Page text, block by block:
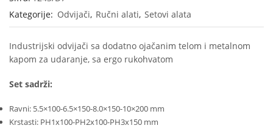
Kategorije: Odvijači, Ručni alati, Setovi alata
Industrijski odvijači sa dodatno ojačanim telom i metalnom
kapom za udaranje, sa ergo rukohvatom
Set sadrži:
Ravni: 5.5×100-6.5×150-8.0×150-10×200 mm
Krstasti: PH1x100-PH2x100-PH3x150 mm